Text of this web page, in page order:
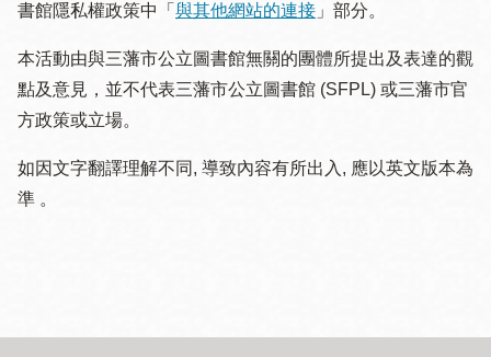
書館隱私權政策中「 與其他網站的連接 」部分。
本活動由與三藩市公立圖書館無關的團體所提出及表達的觀
點及意見，並不代表三藩市公立圖書館 (SFPL) 或三藩市官
方政策或立場。
如因文字翻譯理解不同, 導致內容有所出入, 應以英文版本為
準 。